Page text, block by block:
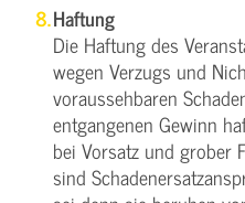
Haftung
Die Haftung des
wegen Verzugs und
voraussehbaren
entgangenen Gewinn
bei Vorsatz und grober
sind